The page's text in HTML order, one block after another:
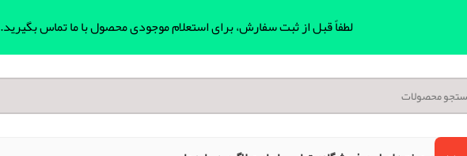
لطفاً قبل از ثبت سفارش، برای استعلام موجودی محصول با ما تماس بگیرید.